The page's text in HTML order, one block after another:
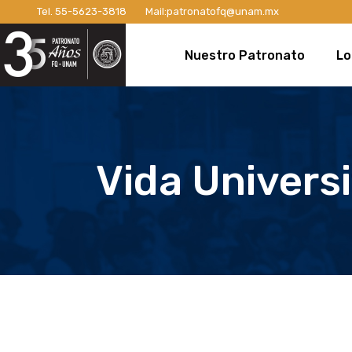
Tel. 55-5623-3818 Mail:patronatofq@unam.mx
Nuestro Patronato
Consejo Directivo
Manifiesto
Consejo Directivo
Miembros Activos
Vida